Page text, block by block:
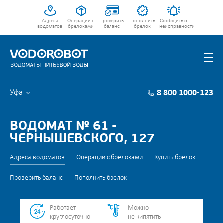
Адреса
водоматов
Операции с
брелоками
Проверить
баланс
Пополнить
брелок
Сообщить о
неисправности
Уфа 8 800 1000-123
ВОДОМАТ № 61 -
ЧЕРНЫШЕВСКОГО, 127
Адреса водоматов Операции с брелоками Купить брелок
Проверить баланс Пополнить брелок
Работает
круглосуточно
Можно
не кипятить